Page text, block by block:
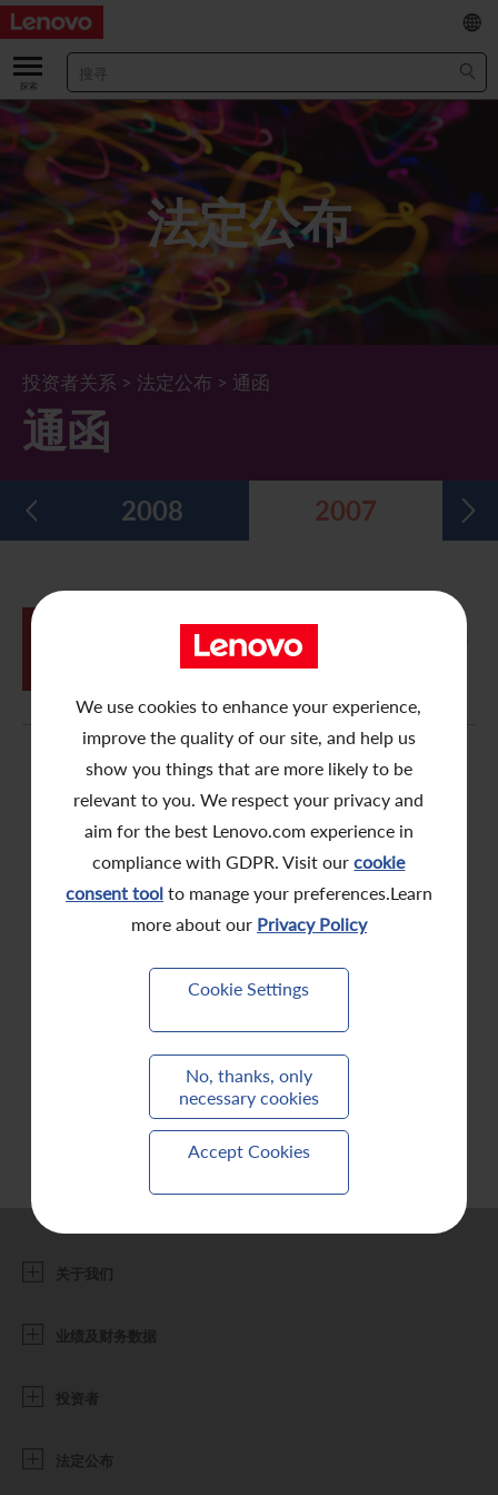
We use cookies to enhance your experience,
improve the quality of our site, and help us
show you things that are more likely to be
relevant to you. We respect your privacy and
aim for the best Lenovo.com experience in
compliance with GDPR. Visit ourcookie
consent toolto manage your preferences.Learn
more about our Privacy Policy
Cookie Settings
No, thanks, only
necessary cookies
Accept Cookies
关于我们
关于公司
董事长兼首席执行官报告书
管理团队 (英文版)
公司资料
Lenovo.com
公司新闻
业绩及财务数据
主要财务数据
业绩及推介材料
综合损益表
综合全面收益表
综合资产负债表
五年财务摘要
投资者
股票资料
股价资讯
新投资者
投资者活动年历
过去投资者活动
股息资料
奖项与嘉许
法定公布
最新消息
年报/中期报告
公告
月报表/翌日披露报表
致非登记股东函件
股份购回报告 (于二零零八年七月四日或之前)
公告 (补发已遗失的股份证明书)
附属公司董事名单
企业管治
董事会
董事委员会
股东权利
可持续发展
董事会对环境、社会及管治事宜的监管
环境、社会及管治报告
联合国可持续发展目标
新闻和资源
多媒体资料库
EN
/
繁
法定公布
投资者关系 > 法定公布 > 通函
通函
2008 2007
购回股份及发行股份的一般授权、重选
董事及股东周年大会
关于我们
业绩及财务数据
投资者
法定公布